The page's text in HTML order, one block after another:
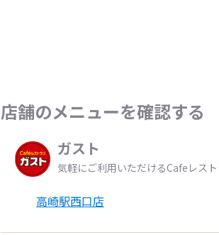
店舗のメニューを確認する
ガスト
気軽にご利用いただけるCafeレス
高崎駅西口店